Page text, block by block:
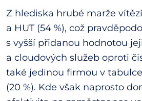
Z hlediska hrubé marže vítězí
a HUT (54 %), což
s vyšší přidanou hodnotou
a cloudových služeb oproti
také jedinou firmou v
(20 %). Kde však naprosto